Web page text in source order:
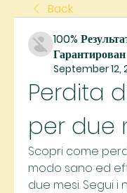
Back
100%
Гарантирован
September 12,
Perdita
per due
Scopri come
modo sano ed
due mesi. Segui i